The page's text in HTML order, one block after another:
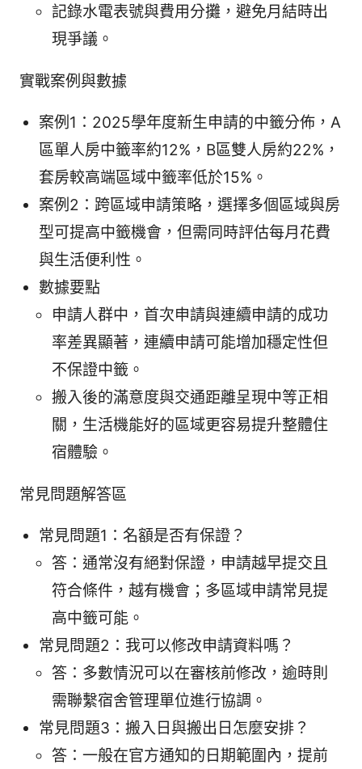
記錄水電表號與費用分攤，避免月結時出
現爭議。
實戰案例與數據
案例1：2025學年度新生申請的中籤分佈，A
區單人房中籤率約12%，B區雙人房約22%，
套房較高端區域中籤率低於15%。
案例2：跨區域申請策略，選擇多個區域與房
型可提高中籤機會，但需同時評估每月花費
與生活便利性。
數據要點
申請人群中，首次申請與連續申請的成功
率差異顯著，連續申請可能增加穩定性但
不保證中籤。
搬入後的滿意度與交通距離呈現中等正相
關，生活機能好的區域更容易提升整體住
宿體驗。
常見問題解答區
常見問題1：名額是否有保證？
答：通常沒有絕對保證，申請越早提交且
符合條件，越有機會；多區域申請常見提
高中籤可能。
常見問題2：我可以修改申請資料嗎？
答：多數情況可以在審核前修改，逾時則
需聯繫宿舍管理單位進行協調。
常見問題3：搬入日與搬出日怎麼安排？
答：一般在官方通知的日期範圍內，提前